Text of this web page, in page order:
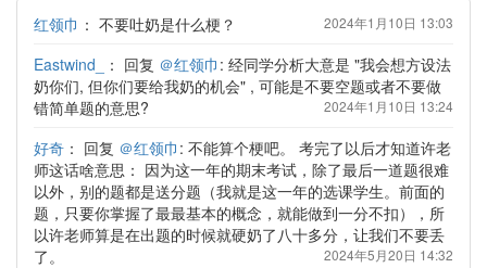
红领巾 ： 不要吐奶是什么梗？ 2024年1月10日 13:03
Eastwind_ ： 回复 ＠红领巾 : 经同学分析大意是 "我会想方设法
奶你们, 但你们要给我奶的机会" , 可能是不要空题或者不要做
错简单题的意思?
2024年1月10日 13:24
好奇 ： 回复 ＠红领巾 : 不能算个梗吧。 考完了以后才知道许老
师这话啥意思： 因为这一年的期末考试，除了最后一道题很难
以外，别的题都是送分题（我就是这一年的选课学生。前面的
题，只要你掌握了最最基本的概念，就能做到一分不扣），所
以许老师算是在出题的时候就硬奶了八十多分，让我们不要丢
了。
2024年5月20日 14:32